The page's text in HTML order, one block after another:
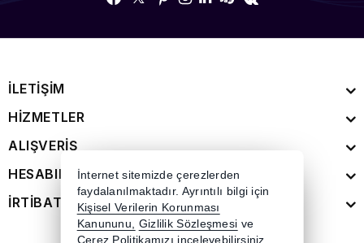
İLETİŞİM
HİZMETLER
ALIŞVERİŞ
HESABIM
İRTİBAT
İnternet sitemizde çerezlerden
faydalanılmaktadır. Ayrıntılı bilgi için
Kişisel Verilerin Korunması
Kanununu, Gizlilik Sözleşmesi ve
Çerez Politikamızı inceleyebilirsiniz.